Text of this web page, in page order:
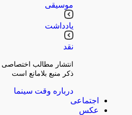
موسیقی
یادداشت
نقد
انتشار مطالب اختصاصی
ذکر منبع بلامانع است
درباره وقت سینما
اجتماعی
عکس